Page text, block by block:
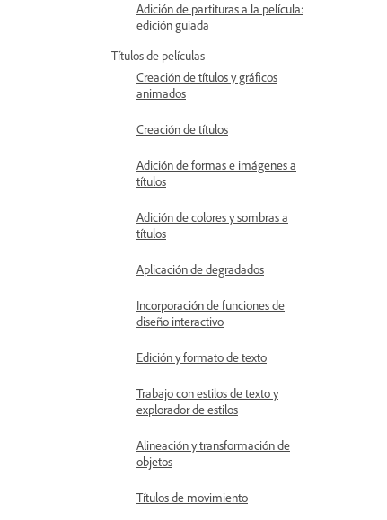
Adición de partituras a la película:
edición guiada
Títulos de películas
Creación de títulos y gráficos
animados
Creación de títulos
Adición de formas e imágenes a
títulos
Adición de colores y sombras a
títulos
Aplicación de degradados
Incorporación de funciones de
diseño interactivo
Edición y formato de texto
Trabajo con estilos de texto y
explorador de estilos
Alineación y transformación de
objetos
Títulos de movimiento